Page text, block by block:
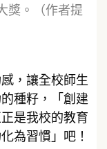
獎。（作者提
，讓全校師生
種籽，「創建
是我校的教育
為習慣」吧！